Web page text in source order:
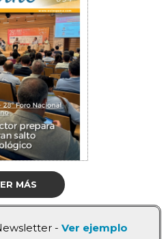
MÁS
- Ver ejemplo